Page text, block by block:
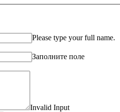
Please type your full name.
Заполните поле
Invalid Input